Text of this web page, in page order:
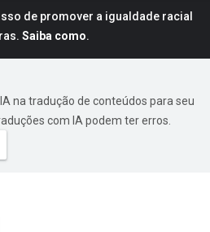
de promover a igualdade racial
Saiba como.
na tradução de conteúdos para seu
com IA podem ter erros.